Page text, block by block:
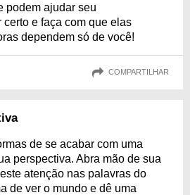
podem ajudar seu
e faça com que elas
dependem só de você!
COMPARTILHAR
de se acabar com uma
perspectiva. Abra mão de sua
atenção nas palavras do
de ver o mundo e dê uma